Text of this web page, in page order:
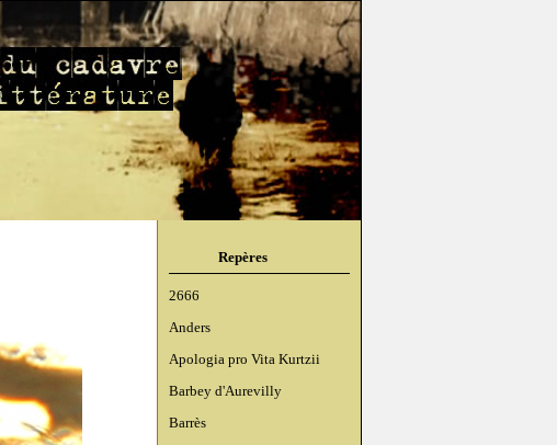
Repères
2666
Anders
Apologia pro Vita Kurtzii
Barbey d'Aurevilly
Barrès